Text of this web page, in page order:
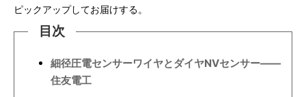
ピックアップしてお届けする。
目次
細径圧電センサーワイヤとダイヤNVセンサー――
住友電工